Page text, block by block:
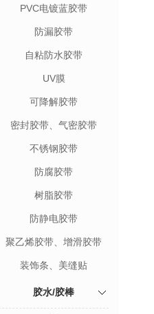
PVC电镀蓝胶带
防漏胶带
自粘防水胶带
UV膜
可降解胶带
密封胶带、气密胶带
不锈钢胶带
防腐胶带
树脂胶带
防静电胶带
聚乙烯胶带、增滑胶带
装饰条、美缝贴
胶水/胶棒